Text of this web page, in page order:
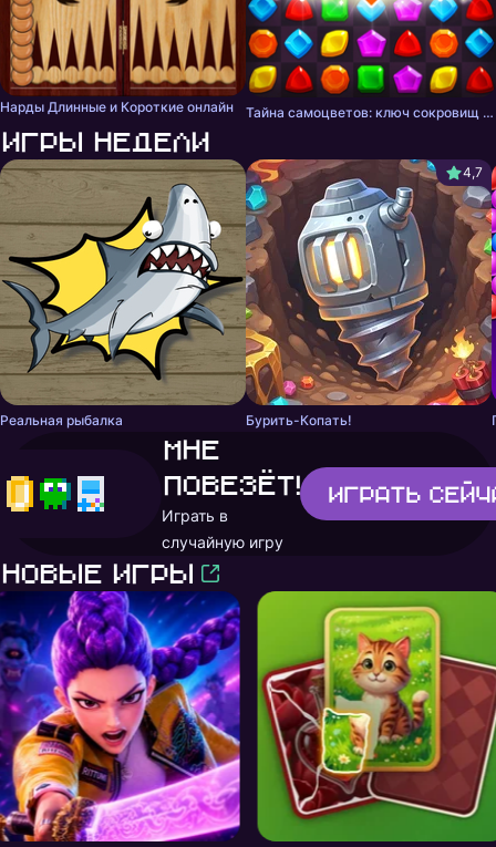
Нарды Длинные и Короткие онлайн Тайна самоцветов: ключ сокровищ - три в ряд
Игры недели
Реальная рыбалка
4,7
Бурить-Копать!
Мне
повезёт!
Играть в
случайную игру
Играть
Новые игры